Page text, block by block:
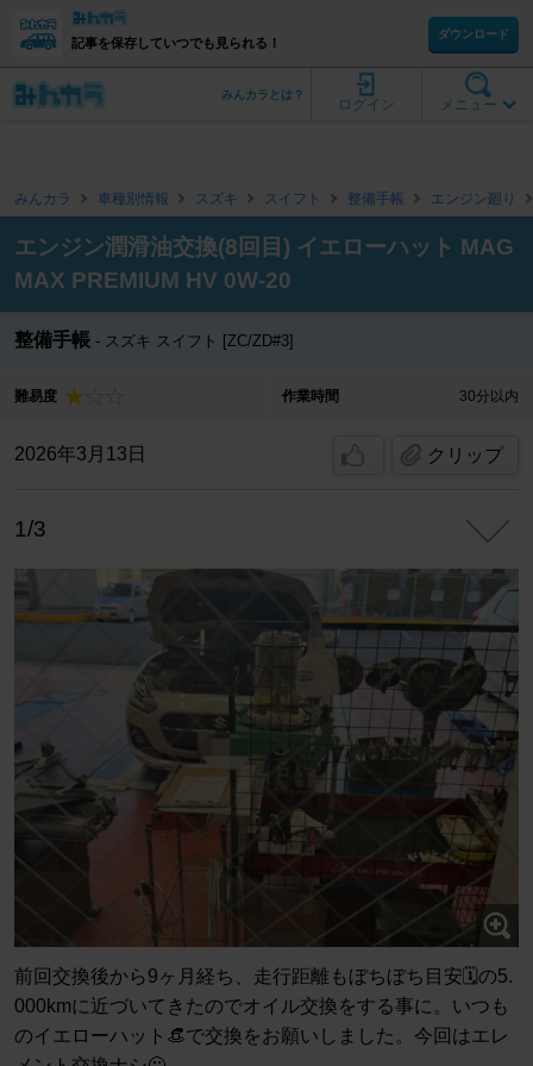
記事を保存していつでも見られる！
ダウンロード
メニュー
ログイン
みんカラとは？
みんカラ 車種別情報 スズキ スイフト 整備手帳 エンジン廻り
エンジン潤滑油交換(8回目) イエローハット MAG
MAX PREMIUM HV 0W-20
整備手帳 スズキ スイフト [ZC/ZD#3]
難易度 作業時間 30分以内
2026年3月13日 クリップ
1/3
前回交換後から9ヶ月経ち、走行距離もぼちぼち目安🗓️の5.
000kmに近づいてきたのでオイル交換をする事に。いつも
のイエローハット👒で交換をお願いしました。今回はエレ